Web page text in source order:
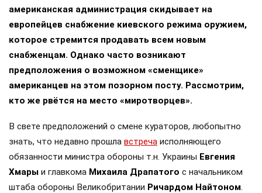
американская администрация скидывает на
европейцев снабжение киевского режима оружием,
которое стремится продавать всем новым
снабженцам. Однако часто возникают
предположения о возможном «сменщике»
американцев на этом позорном посту. Рассмотрим,
кто же рвётся на место «миротворцев».
В свете предположений о смене кураторов, любопытно
знать, что недавно прошла встреча исполняющего
обязанности министра обороны т.н. Украины Евгения
Хмары и главкома Михаила Драпатого с начальником
штаба обороны Великобритании Ричардом Найтоном.